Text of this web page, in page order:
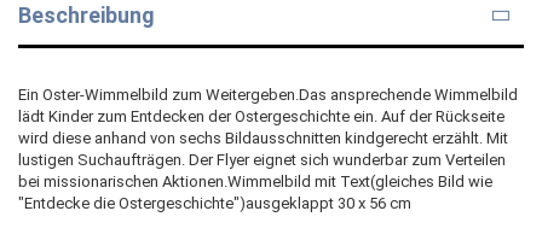
Beschreibung
Ein Oster-Wimmelbild zum Weitergeben.Das ansprechende Wimmelbild
lädt Kinder zum Entdecken der Ostergeschichte ein. Auf der Rückseite
wird diese anhand von sechs Bildausschnitten kindgerecht erzählt. Mit
lustigen Suchaufträgen. Der Flyer eignet sich wunderbar zum Verteilen
bei missionarischen Aktionen.Wimmelbild mit Text(gleiches Bild wie
"Entdecke die Ostergeschichte")ausgeklappt 30 x 56 cm